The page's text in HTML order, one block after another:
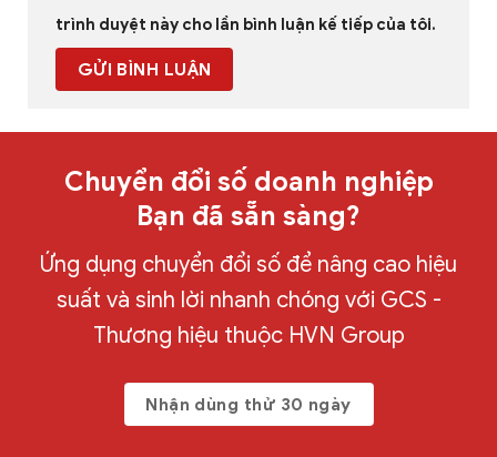
trình duyệt này cho lần bình luận kế tiếp của tôi.
Chuyển đổi số doanh nghiệp
Bạn đã sẵn sàng?
Ứng dụng chuyển đổi số để nâng cao hiệu
suất và sinh lời nhanh chóng với GCS -
Thương hiệu thuộc HVN Group
Nhận dùng thử 30 ngày